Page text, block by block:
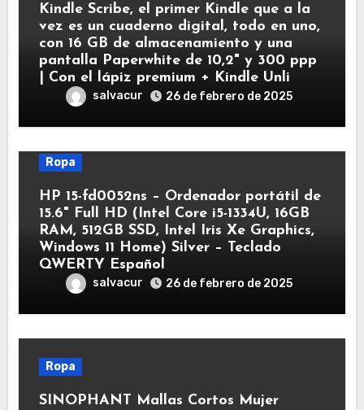
Kindle Scribe, el primer Kindle que a la
vez es un cuaderno digital, todo en uno,
con 16 GB de almacenamiento y una
pantalla Paperwhite de 10,2" y 300 ppp
| Con el lápiz premium + Kindle Unli
salvacur 26 de febrero de 2025
Ropa
HP 15-fd0052ns – Ordenador portátil de
15.6" Full HD (Intel Core i5-1334U, 16GB
RAM, 512GB SSD, Intel Iris Xe Graphics,
Windows 11 Home) Silver – Teclado
QWERTY Español
salvacur 26 de febrero de 2025
Ropa
SINOPHANT Mallas Cortos Mujer